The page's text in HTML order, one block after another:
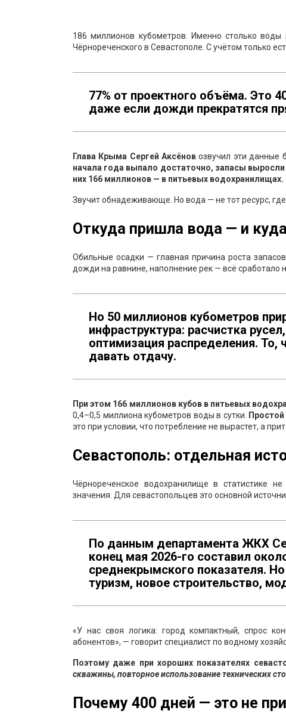
186 миллионов кубометров. Именно столько
Чёрнореченского в Севастополе. С учётом только
77% от проектного объёма. Это
даже если дожди прекратятся
Глава Крыма Сергей Аксёновозвучил эти данные
начала года выпало достаточно, запасы
них 166 миллионов — в питьевых водохранилищах.
Звучит обнадеживающе. Но вода — не тот ресурс,
Откуда пришла вода — и
Обильные осадки — главная причина роста
дожди на равнине, наполнение рек — всё сработало
Но 50 миллионов кубометров
инфраструктура: расчистка
оптимизация распределения.
давать отдачу.
При этом 166 миллионов кубов в питьевых
0,4–0,5 миллиона кубометров воды в сутки.
это при условии, что потребление не вырастет, а
Севастополь: отдельная
Чёрнореченское водохранилище в статистике
значения. Для севастопольцев это основной
По данным департамента ЖКХ
конец мая 2026-го составил
среднекрымского показателя.
туризм, новое строительство,
«У нас своя логика: город компактный, спрос
абонентов», — говорит специалист по водному
Поэтому даже при хороших показателях
скважины, повторное использование технических
Почему 400 дней — это не